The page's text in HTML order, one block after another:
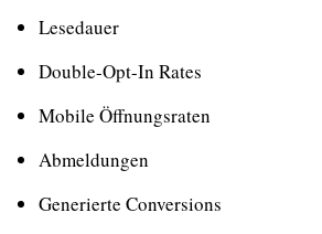
Lesedauer
Double-Opt-In Rates
Mobile Öffnungsraten
Abmeldungen
Generierte Conversions